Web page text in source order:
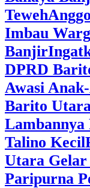
Teweh
Imbau
Banjir
DPRD
Awasi
Barito
Lambannya
Talino Kecil
Utara Gelar
Paripurna